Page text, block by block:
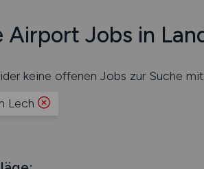
Airport Jobs in
keine offenen Jobs zur Suche
Lech